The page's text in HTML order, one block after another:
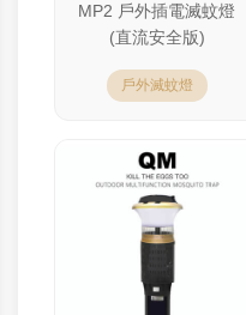
MP2 戶外插電滅蚊燈
(直流安全版)
戶外滅蚊燈